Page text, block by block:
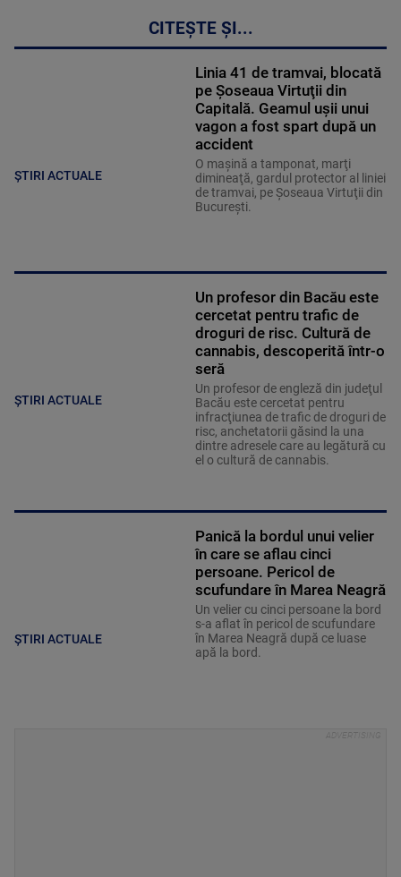
CITEȘTE ȘI...
ȘTIRI ACTUALE
Linia 41 de tramvai, blocată
pe Şoseaua Virtuţii din
Capitală. Geamul ușii unui
vagon a fost spart după un
accident
O maşină a tamponat, marţi
dimineaţă, gardul protector al liniei
de tramvai, pe Şoseaua Virtuţii din
Bucureşti.
ȘTIRI ACTUALE
Un profesor din Bacău este
cercetat pentru trafic de
droguri de risc. Cultură de
cannabis, descoperită într-o
seră
Un profesor de engleză din judeţul
Bacău este cercetat pentru
infracţiunea de trafic de droguri de
risc, anchetatorii găsind la una
dintre adresele care au legătură cu
el o cultură de cannabis.
ȘTIRI ACTUALE
Panică la bordul unui velier
în care se aflau cinci
persoane. Pericol de
scufundare în Marea Neagră
Un velier cu cinci persoane la bord
s-a aflat în pericol de scufundare
în Marea Neagră după ce luase
apă la bord.